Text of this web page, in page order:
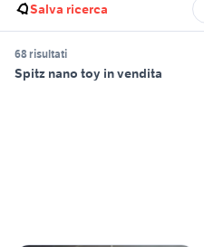
Salva ricerca
68 risultati
Spitz nano toy in vendita